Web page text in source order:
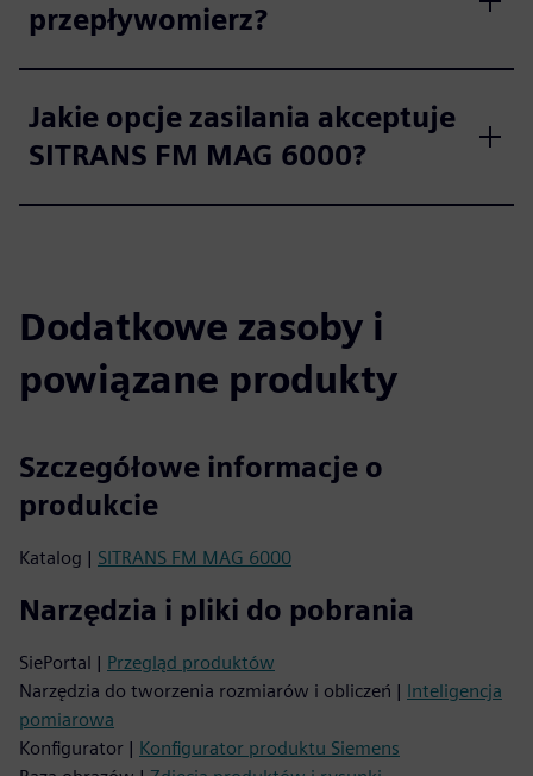
przepływomierz?
Jakie opcje zasilania akceptuje
SITRANS FM MAG 6000?
Dodatkowe zasoby i
powiązane produkty
Szczegółowe informacje o
produkcie
Katalog | SITRANS FM MAG 6000
Narzędzia i pliki do pobrania
SiePortal | Przegląd produktów
Narzędzia do tworzenia rozmiarów i obliczeń | Inteligencja
pomiarowa
Konfigurator | Konfigurator produktu Siemens